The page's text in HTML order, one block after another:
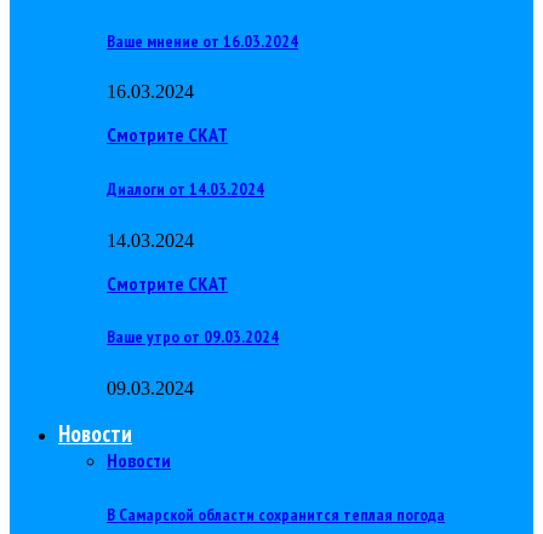
Ваше мнение от 16.03.2024
16.03.2024
Смотрите СКАТ
Диалоги от 14.03.2024
14.03.2024
Смотрите СКАТ
Ваше утро от 09.03.2024
09.03.2024
Новости
Новости
В Самарской области сохранится теплая погода